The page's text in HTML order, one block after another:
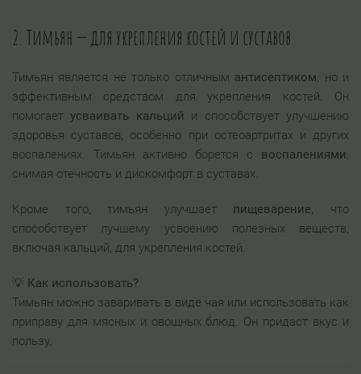
2. Тимьян — для укрепления костей и суставов
Тимьян является не только отличным антисептиком, но и
эффективным средством для укрепления костей. Он
помогаетусваивать кальций
и способствует улучшению
здоровья суставов, особенно при остеоартритах и других
воспалениях. Тимьян активно борется с воспалениями,
снимая отечность и дискомфорт в суставах.
Кроме того, тимьян улучшает пищеварение, что
способствует лучшему усвоению полезных веществ,
включая кальций, для укрепления костей.
💡 Как использовать?
Тимьян можно заваривать в виде чая или использовать как
приправу для мясных и овощных блюд. Он придаст вкус и
пользу.